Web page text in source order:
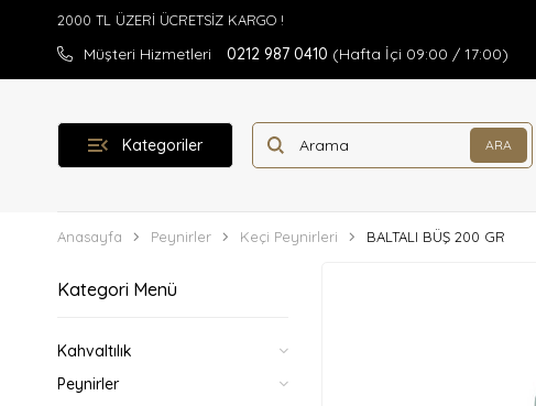
Müşteri Hizmetleri 0212 987 0410 (Hafta İçi 09:00 / 17:00)
Kategoriler
Anasayfa Peynirler Keçi Peynirleri BALTALI BÜŞ 200 GR
Kategori Menü
Kahvaltılık
Peynirler